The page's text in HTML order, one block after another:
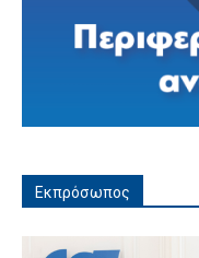
Εκπρόσωπος